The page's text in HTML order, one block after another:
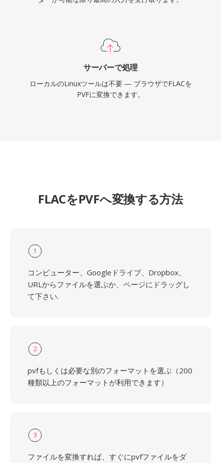
サーバーで処理
ローカルのLinuxツールは不要 — ブラウザでFLACを
PVFに変換できます。
FLACをPVFへ変換する方法
1
コンピューター、Googleドライブ、Dropbox、
URLからファイルを選ぶか、ページにドラッグし
て下さい.
2
pvfもしくは必要な別のフォーマットを選ぶ（200
種類以上のフォーマットが利用できます）
3
ファイルを変換すれば、すぐにpvfファイルをダ